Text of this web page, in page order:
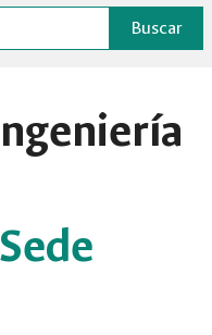
Buscar
Sede